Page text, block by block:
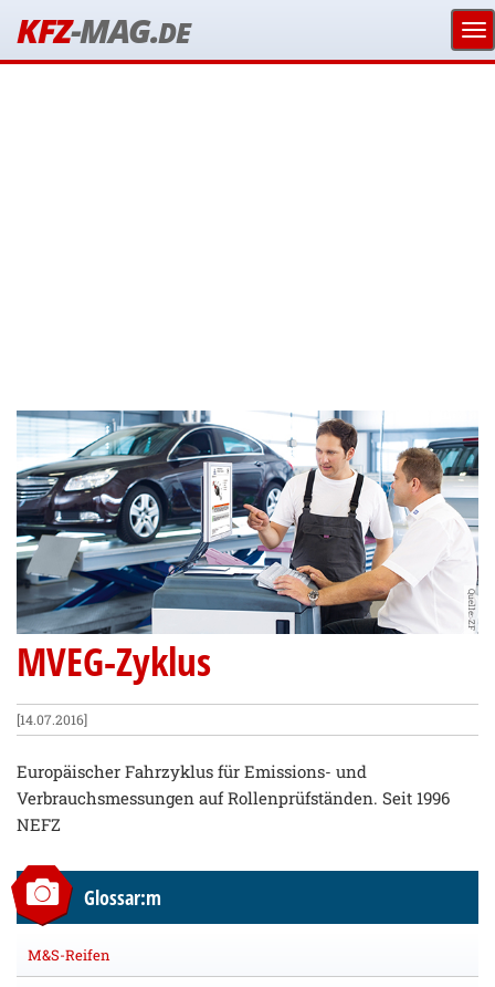
KFZ-MAG.DE
Quelle: ZF
MVEG-Zyklus
[14.07.2016]
Europäischer Fahrzyklus für Emissions- und
Verbrauchsmessungen auf Rollenprüfständen. Seit 1996
NEFZ
Glossar:m
M&S-Reifen